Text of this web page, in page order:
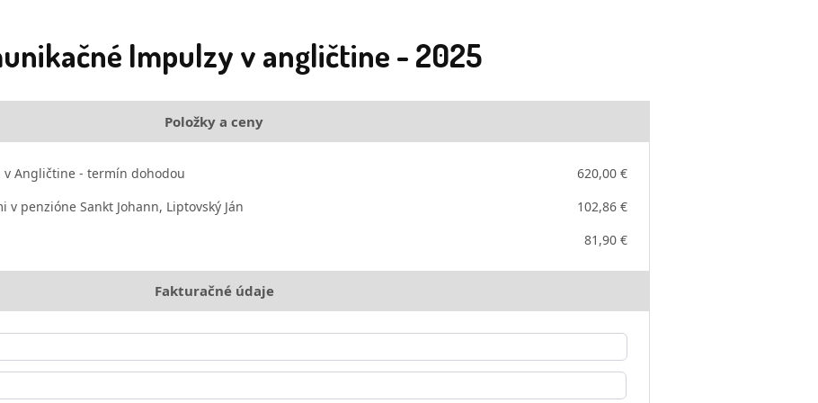
Impulzy v angličtine - 2025
Položky a ceny
Angličtine - termín dohodou
620,00 €
v penzióne Sankt Johann, Liptovský Ján
102,86 €
81,90 €
Fakturačné údaje